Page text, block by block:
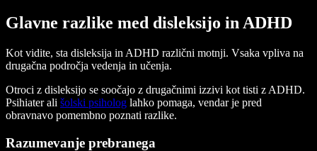
Glavne razlike med disleksijo in ADHD
Kot vidite, sta disleksija in ADHD različni motnji. Vsaka vpliva na
drugačna področja vedenja in učenja.
Otroci z disleksijo se soočajo z drugačnimi izzivi kot tisti z ADHD.
Psihiater ali šolski psiholog lahko pomaga, vendar je pred
obravnavo pomembno poznati razlike.
Razumevanje prebranega